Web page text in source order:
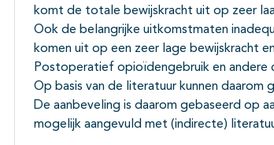
komt de totale bewijskracht uit op zeer
Ook de belangrijke uitkomstmaten
komen uit op een zeer lage bewijskracht
Postoperatief opioïdengebruik en andere
Op basis van de literatuur kunnen daarom
De aanbeveling is daarom gebaseerd op
mogelijk aangevuld met (indirecte)